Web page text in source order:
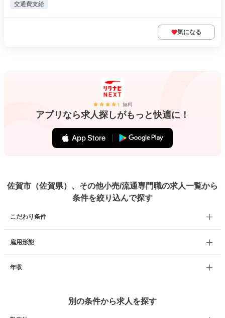
交通費支給
気になる
無料
アプリなら求人探しがもっと快適に！
佐賀市（佐賀県）、その他小売/流通専門職の求人一覧から
条件を絞り込んで探す
こだわり条件
雇用形態
年収
別の条件から求人を探す